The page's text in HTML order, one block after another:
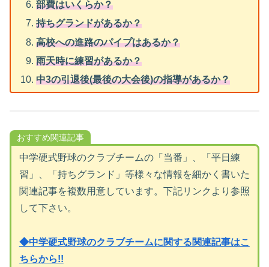
部費はいくらか？
持ちグランドがあるか？
高校への進路のパイプはあるか？
雨天時に練習があるか？
中3の引退後(最後の大会後)の指導があるか？
おすすめ関連記事
中学硬式野球のクラブチームの「当番」、「平日練
習」、「持ちグランド」等様々な情報を細かく書いた
関連記事を複数用意しています。下記リンクより参照
して下さい。
◆中学硬式野球のクラブチームに関する関連記事はこ
ちらから!!